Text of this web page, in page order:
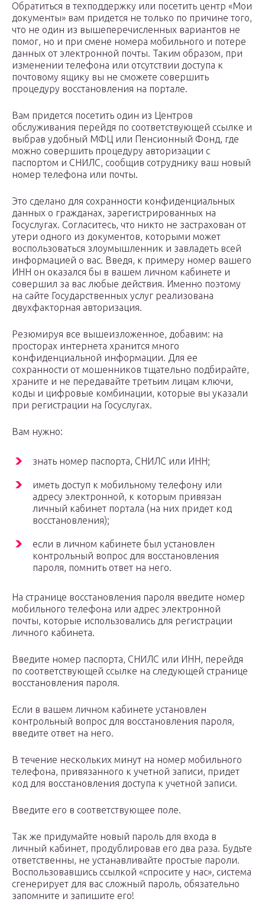
Обратиться в техподдержку или посетить центр «Мои
документы» вам придется не только по причине того,
что не один из вышеперечисленных вариантов не
помог, но и при смене номера мобильного и потере
данных от электронной почты. Таким образом, при
изменении телефона или отсутствии доступа к
почтовому ящику вы не сможете совершить
процедуру восстановления на портале.
Вам придется посетить один из Центров
обслуживания перейдя по соответствующей ссылке и
выбрав удобный МФЦ или Пенсионный Фонд, где
можно совершить процедуру авторизации с
паспортом и СНИЛС, сообщив сотруднику ваш новый
номер телефона или почты.
Это сделано для сохранности конфиденциальных
данных о гражданах, зарегистрированных на
Госуслугах. Согласитесь, что никто не застрахован от
утери одного из документов, которыми может
воспользоваться злоумышленник и завладеть всей
информацией о вас. Введя, к примеру номер вашего
ИНН он оказался бы в вашем личном кабинете и
совершил за вас любые действия. Именно поэтому
на сайте Государственных услуг реализована
двухфакторная авторизация.
Резюмируя все вышеизложенное, добавим: на
просторах интернета хранится много
конфиденциальной информации. Для ее
сохранности от мошенников тщательно подбирайте,
храните и не передавайте третьим лицам ключи,
коды и цифровые комбинации, которые вы указали
при регистрации на Госуслугах.
Вам нужно:
знать номер паспорта, СНИЛС или ИНН;
иметь доступ к мобильному телефону или
адресу электронной, к которым привязан
личный кабинет портала (на них придет код
восстановления);
если в личном кабинете был установлен
контрольный вопрос для восстановления
пароля, помнить ответ на него.
На странице восстановления пароля введите номер
мобильного телефона или адрес электронной
почты, которые использовались для регистрации
личного кабинета.
Введите номер паспорта, СНИЛС или ИНН, перейдя
по соответствующей ссылке на следующей странице
восстановления пароля.
Если в вашем личном кабинете установлен
контрольный вопрос для восстановления пароля,
введите ответ на него.
В течение нескольких минут на номер мобильного
телефона, привязанного к учетной записи, придет
код для восстановления доступа к учетной записи.
Введите его в соответствующее поле.
Так же придумайте новый пароль для входа в
личный кабинет, продублировав его два раза. Будьте
ответственны, не устанавливайте простые пароли.
Воспользовавшись ссылкой «спросите у нас», система
сгенерирует для вас сложный пароль, обязательно
запомните и запишите его!